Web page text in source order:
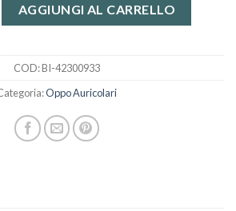
AGGIUNGI AL CARRELLO
COD:BI-42300933
Oppo Auricolari